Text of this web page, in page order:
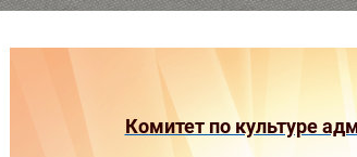
Комитет по культуре